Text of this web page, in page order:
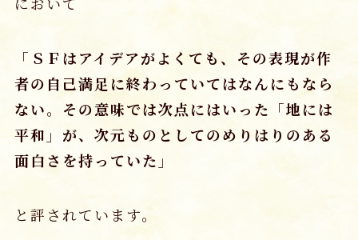
「ＳＦはアイデアがよくても、その表現が作
者の自己満足に終わっていてはなんにもなら
ない。その意味では次点にはいった「地には
平和」が、次元ものとしてのめりはりのある
面白さを持っていた」
と評されています。